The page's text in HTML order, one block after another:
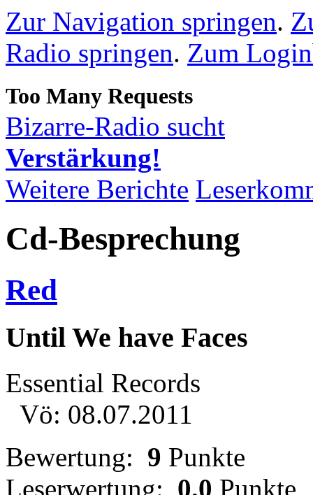
Zur Navigation springen.
Radio springen. Zum
Bizarre-Radio sucht
Verstärkung!
Weitere Berichte
Cd-Besprechung
Red
Until We have Faces
Essential Records
Vö: 08.07.2011
Bewertung: 9 Punkte
Leserwertung: 0.0 Punkte